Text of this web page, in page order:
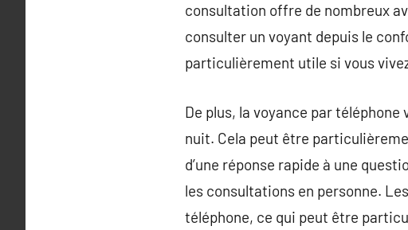
consultation offre de nombreux
consulter un voyant depuis le
particulièrement utile si vous
De plus, la voyance par
nuit. Cela peut être
d’une réponse rapide à une
les consultations en personne.
téléphone, ce qui peut être